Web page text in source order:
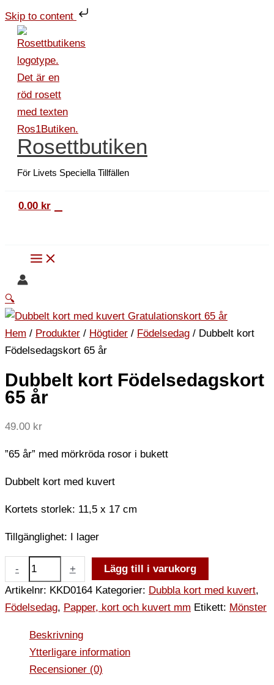
Skip to content
till
innehåll
Rosettbutiken
För Livets Speciella Tillfällen
0.00 kr
🔍
Hem / Produkter / Högtider / Födelsedag / Dubbelt kort
Födelsedagskort 65 år
Dubbelt kort Födelsedagskort
65 år
49.00 kr
”65 år” med mörkröda rosor i bukett
Dubbelt kort med kuvert
Kortets storlek: 11,5 x 17 cm
Tillgänglighet: I lager
-
kort
Födelsedagskort
mängd
+
Lägg till i varukorg
Artikelnr: KKD0164 Kategorier: Dubbla kort med kuvert,
Födelsedag, Papper, kort och kuvert mm Etikett: Mönster
Beskrivning
Ytterligare information
Recensioner (0)